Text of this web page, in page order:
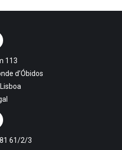
113
d’Óbidos
61/2/3